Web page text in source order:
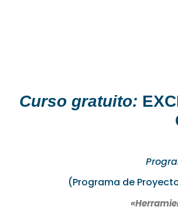
Curso gratuito:
(Programa de
«